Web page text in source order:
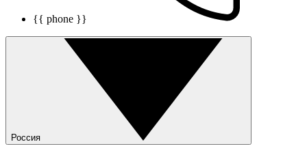
{{ phone }}
Россия